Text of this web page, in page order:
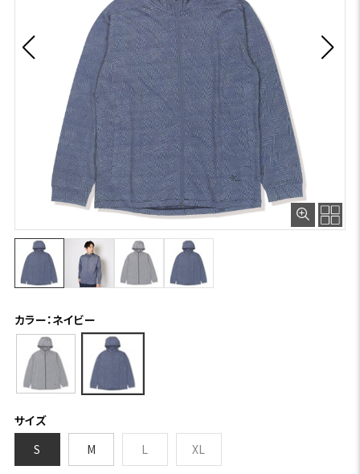
カラー：ネイビー
サイズ
S
M L XL